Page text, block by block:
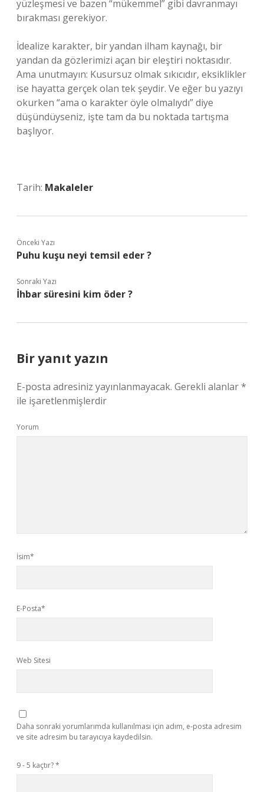
yüzleşmesi ve bazen “mükemmel” gibi davranmayı
bırakması gerekiyor.
İdealize karakter, bir yandan ilham kaynağı, bir
yandan da gözlerimizi açan bir eleştiri noktasıdır.
Ama unutmayın: Kusursuz olmak sıkıcıdır, eksiklikler
ise hayatta gerçek olan tek şeydir. Ve eğer bu yazıyı
okurken “ama o karakter öyle olmalıydı” diye
düşündüyseniz, işte tam da bu noktada tartışma
başlıyor.
Tarih: Makaleler
Önceki Yazı
Puhu kuşu neyi temsil eder ?
Sonraki Yazı
İhbar süresini kim öder ?
Bir yanıt yazın
E-posta adresiniz yayınlanmayacak. Gerekli alanlar*
ile işaretlenmişlerdir
Yorum
İsim*
E-Posta*
Web Sitesi
Daha sonraki yorumlarımda kullanılması için adım, e-posta adresim
ve site adresim bu tarayıcıya kaydedilsin.
9 - 5 kaçtır?*